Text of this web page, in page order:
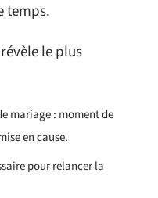
temps.
le plus
mariage : moment de
en cause.
pour relancer la